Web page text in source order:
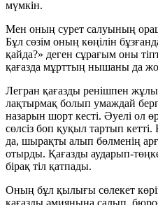
мүмкін.
Мен оның сурет салуының
Бұл сөзім оның көңілін
қайда?» деген сұрағым оны
қағазда мұрттың нышаны да
Легран қағазды ренішпен
лақтырмақ болып умаждай
назарын шорт кесті. Әуелі ол
сөлсіз боп қуқыл тартып
да, шырақты алып бөлменің
отырды. Қағазды аударып-
бірақ тіл қатпады.
Оның бұл қылығы сөлекет